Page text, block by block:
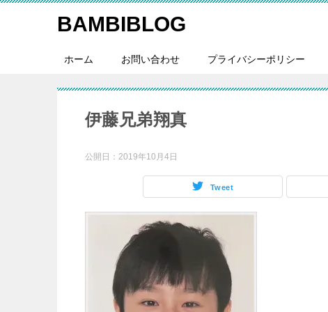
BAMBIBLOG
ホーム お問い合わせ プライバシーポリシー
伊藤兄弟翔真
公開日： 2019年10月4日
Tweet